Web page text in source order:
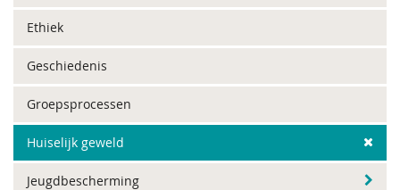
Ethiek
Geschiedenis
Groepsprocessen
Huiselijk geweld
Jeugdbescherming